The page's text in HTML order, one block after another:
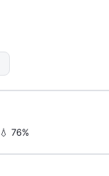
💧 76%